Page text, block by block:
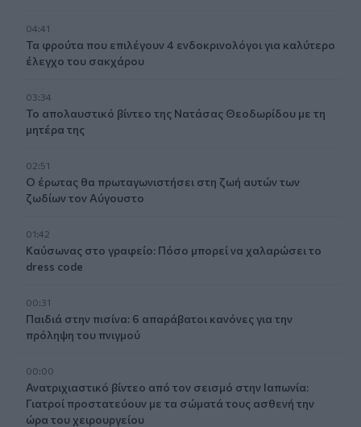
04:41
Τα φρούτα που επιλέγουν 4 ενδοκρινολόγοι για καλύτερο
έλεγχο του σακχάρου
03:34
Το απολαυστικό βίντεο της Νατάσας Θεοδωρίδου με τη
μητέρα της
02:51
Ο έρωτας θα πρωταγωνιστήσει στη ζωή αυτών των
ζωδίων τον Αύγουστο
01:42
Καύσωνας στο γραφείο: Πόσο μπορεί να χαλαρώσει το
dress code
00:31
Παιδιά στην πισίνα: 6 απαράβατοι κανόνες για την
πρόληψη του πνιγμού
00:00
Ανατριχιαστικό βίντεο από τον σεισμό στην Ιαπωνία:
Γιατροί προστατεύουν με τα σώματά τους ασθενή την
ώρα του χειρουργείου